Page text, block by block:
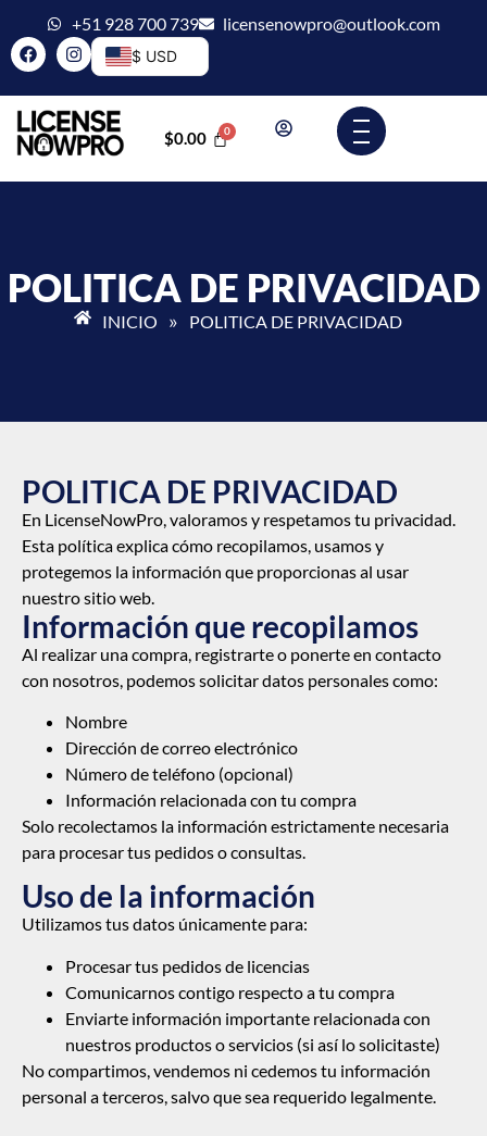
+51 928 700 739 licensenowpro@outlook.com
$ USD
$0.00
POLITICA DE PRIVACIDAD
INICIO » POLITICA DE PRIVACIDAD
POLITICA DE PRIVACIDAD
En LicenseNowPro, valoramos y respetamos tu privacidad.
Esta política explica cómo recopilamos, usamos y
protegemos la información que proporcionas al usar
nuestro sitio web.
Información que recopilamos
Al realizar una compra, registrarte o ponerte en contacto
con nosotros, podemos solicitar datos personales como:
Nombre
Dirección de correo electrónico
Número de teléfono (opcional)
Información relacionada con tu compra
Solo recolectamos la información estrictamente necesaria
para procesar tus pedidos o consultas.
Uso de la información
Utilizamos tus datos únicamente para:
Procesar tus pedidos de licencias
Comunicarnos contigo respecto a tu compra
Enviarte información importante relacionada con
nuestros productos o servicios (si así lo solicitaste)
No compartimos, vendemos ni cedemos tu información
personal a terceros, salvo que sea requerido legalmente.